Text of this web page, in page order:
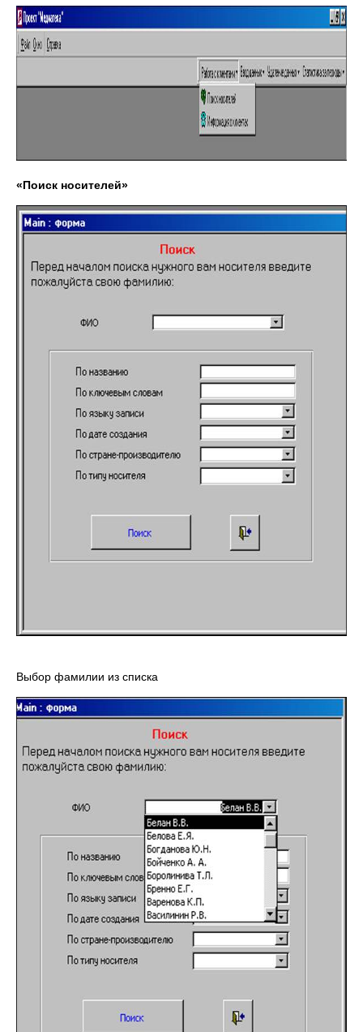
«Поиск носителей»
Выбор фамилии из списка